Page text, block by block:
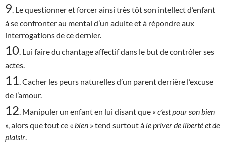
9 . Le questionner et forcer ainsi très tôt son intellect d’enfant
à se confronter au mental d’un adulte et à répondre aux
interrogations de ce dernier.
10 . Lui faire du chantage affectif dans le but de contrôler ses
actes.
11 . Cacher les peurs naturelles d’un parent derrière l’excuse
de l’amour.
12 . Manipuler un enfant en lui disant que « c’estpour son bien
», alors que tout ce « bien » tend surtout à le priver de liberté et de
plaisir